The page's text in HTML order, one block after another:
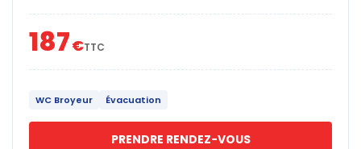
187€TTC
WC Broyeur Évacuation
PRENDRE RENDEZ-VOUS